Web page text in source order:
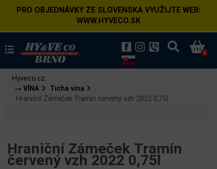
PRO OBJEDNÁVKY ZE SLOVENSKA VYUŽIJTE WEB:
WWW.HYVECO.SK
0
Hyveco.cz:
→ VÍNA
Tichá vína
Hraniční Zámeček Tramín červený vzh 2022 0,75l
Hraniční Zámeček Tramín
červený vzh 2022 0,75l